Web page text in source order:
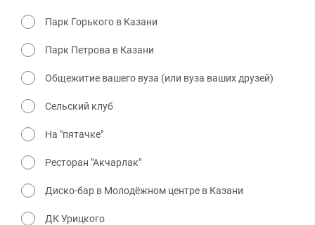
Парк Горького в Казани
Парк Петрова в Казани
Общежитие вашего вуза (или вуза ваших друзей)
Сельский клуб
На "пятачке"
Ресторан "Акчарлак"
Диско-бар в Молодёжном центре в Казани
ДК Урицкого